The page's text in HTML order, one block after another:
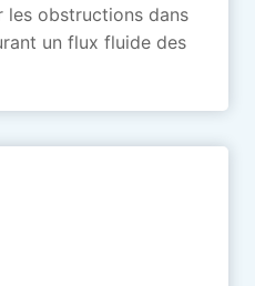
les obstructions dans
un flux fluide des